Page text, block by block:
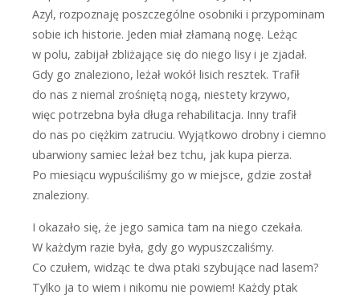
Azyl, rozpoznaję poszczególne osobniki i przypominam
sobie ich historie. Jeden miał złamaną nogę. Leżąc
w polu, zabijał zbliżające się do niego lisy i je zjadał.
Gdy go znaleziono, leżał wokół lisich resztek. Trafił
do nas z niemal zrośniętą nogą, niestety krzywo,
więc potrzebna była długa rehabilitacja. Inny trafił
do nas po ciężkim zatruciu. Wyjątkowo drobny i ciemno
ubarwiony samiec leżał bez tchu, jak kupa pierza.
Po miesiącu wypuściliśmy go w miejsce, gdzie został
znaleziony.
I okazało się, że jego samica tam na niego czekała.
W każdym razie była, gdy go wypuszczaliśmy.
Co czułem, widząc te dwa ptaki szybujące nad lasem?
Tylko ja to wiem i nikomu nie powiem! Każdy ptak